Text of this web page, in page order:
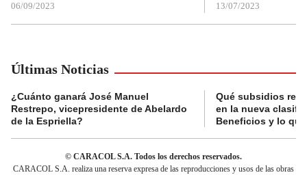
06/09/2023 13/07/2023
Últimas Noticias
¿Cuánto ganará José Manuel
Restrepo, vicepresidente de Abelardo
de la Espriella?
Qué subsidios
en la nueva
Beneficios y lo
© CARACOL S.A. Todos los derechos reservados.
CARACOL S.A. realiza una reserva expresa de las reproducciones y usos de las obras